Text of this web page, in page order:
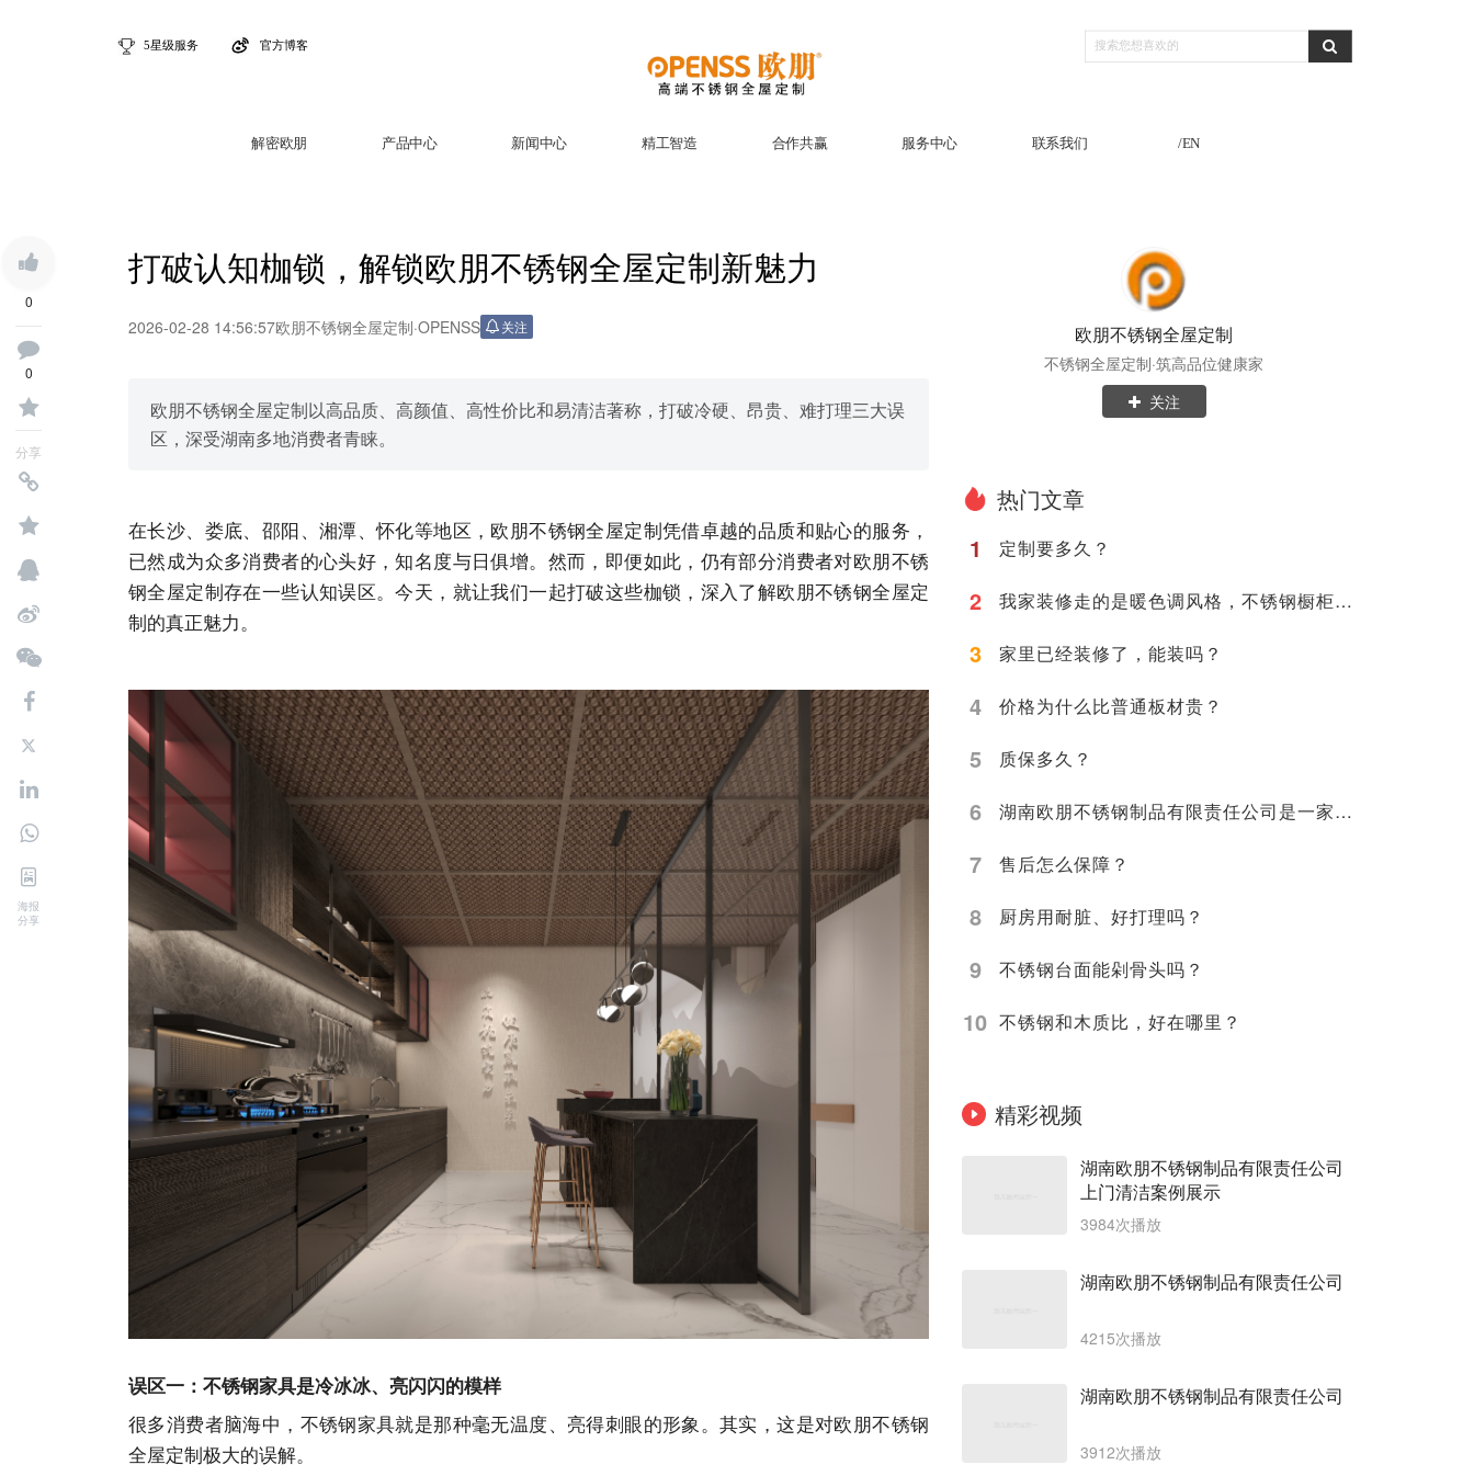
5星级服务 官方博客
解密欧朋 产品中心 新闻中心 精工智造 合作共赢 服务中心 联系我们 /EN
0
0
分享
海报
分享
打破认知枷锁，解锁欧朋不锈钢全屋定制新魅力
2026-02-28 14:56:57欧朋不锈钢全屋定制·OPENSS 关注
欧朋不锈钢全屋定制以高品质、高颜值、高性价比和易清洁著称，打破冷硬、昂贵、难打理三大误
区，深受湖南多地消费者青睐。
在长沙、娄底、邵阳、湘潭、怀化等地区，欧朋不锈钢全屋定制凭借卓越的品质和贴心的服务，
已然成为众多消费者的心头好，知名度与日俱增。然而，即便如此，仍有部分消费者对欧朋不锈
钢全屋定制存在一些认知误区。今天，就让我们一起打破这些枷锁，深入了解欧朋不锈钢全屋定
制的真正魅力。
误区一：不锈钢家具是冷冰冰、亮闪闪的模样
很多消费者脑海中，不锈钢家具就是那种毫无温度、亮得刺眼的形象。其实，这是对欧朋不锈钢
全屋定制极大的误解。
欧朋不锈钢全屋定制
不锈钢全屋定制·筑高品位健康家
关注
热门文章
1
定制要多久？
2 我家装修走的是暖色调风格，不锈钢橱柜装上去会不会显得冷冰冰像食堂？
3 家里已经装修了，能装吗？
4 价格为什么比普通板材贵？
5 质保多久？
6 湖南欧朋不锈钢制品有限责任公司是一家怎么样的公司？
7 售后怎么保障？
8 厨房用耐脏、好打理吗？
9 不锈钢台面能剁骨头吗？
10 不锈钢和木质比，好在哪里？
精彩视频
湖南欧朋不锈钢制品有限责任公司
上门清洁案例展示
3984次播放
湖南欧朋不锈钢制品有限责任公司
4215次播放
湖南欧朋不锈钢制品有限责任公司
3912次播放